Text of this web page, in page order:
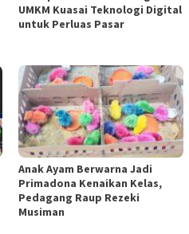
UMKM Kuasai Teknologi Digital
untuk Perluas Pasar
Anak Ayam Berwarna Jadi
Primadona Kenaikan Kelas,
Pedagang Raup Rezeki
Musiman